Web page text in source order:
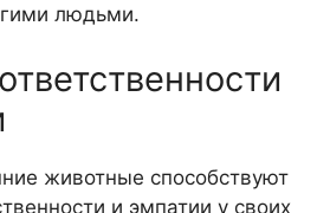
людьми.
животные способствуют
и эмпатии у своих